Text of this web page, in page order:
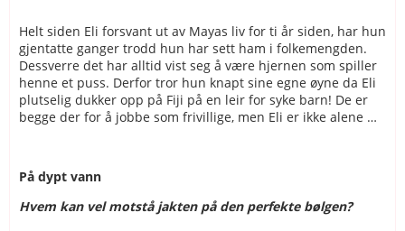
Helt siden Eli forsvant ut av Mayas liv for ti år siden, har hun
gjentatte ganger trodd hun har sett ham i folkemengden.
Dessverre det har alltid vist seg å være hjernen som spiller
henne et puss. Derfor tror hun knapt sine egne øyne da Eli
plutselig dukker opp på Fiji på en leir for syke barn! De er
begge der for å jobbe som frivillige, men Eli er ikke alene …
På dypt vann
Hvem kan vel motstå jakten på den perfekte bølgen?